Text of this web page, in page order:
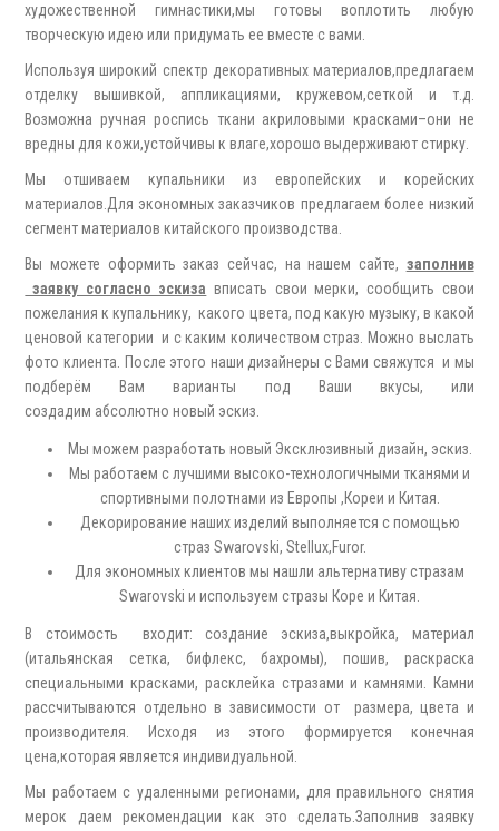
художественной гимнастики,мы готовы воплотить любую
творческую идею или придумать ее вместе с вами.
Используя широкий спектр декоративных материалов,предлагаем
отделку вышивкой, аппликациями, кружевом,сеткой и т.д.
Возможна ручная роспись ткани акриловыми красками–они не
вредны для кожи,устойчивы к влаге,хорошо выдерживают стирку.
Мы отшиваем купальники из европейских и корейских
материалов.Для экономных заказчиков предлагаем более низкий
сегмент материалов китайского производства.
Вы можете оформить заказ сейчас, на нашем сайте, заполнив
заявку согласно эскиза вписать свои мерки, сообщить свои
пожелания к купальнику, какого цвета, под какую музыку, в какой
ценовой категории и с каким количеством страз. Можно выслать
фото клиента. После этого наши дизайнеры с Вами свяжутся и мы
подберём Вам варианты под Ваши вкусы, или
создадим абсолютно новый эскиз.
Мы можем разработать новый Эксклюзивный дизайн, эскиз.
Мы работаем с лучшими высоко-технологичными тканями и
спортивными полотнами из Европы ,Кореи и Китая.
Декорирование наших изделий выполняется с помощью
страз Swarovski, Stellux,Furor.
Для экономных клиентов мы нашли альтернативу стразам
Swarovski и используем стразы Коре и Китая.
В стоимость входит: создание эскиза,выкройка, материал
(итальянская сетка, бифлекс, бахромы), пошив, раскраска
специальными красками, расклейка стразами и камнями. Камни
рассчитываются отдельно в зависимости от размера, цвета и
производителя. Исходя из этого формируется конечная
цена,которая является индивидуальной.
Мы работаем с удаленными регионами, для правильного снятия
мерок даем рекомендации как это сделать.Заполнив заявку